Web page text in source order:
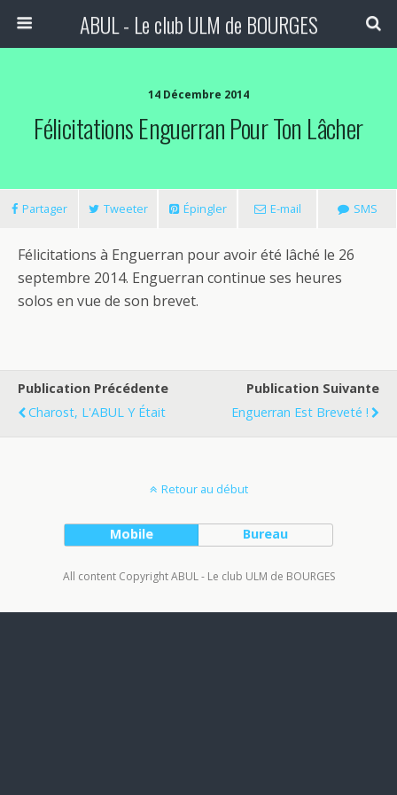
ABUL - Le club ULM de BOURGES
14 Décembre 2014
Félicitations Enguerran Pour Ton Lâcher
Partager Tweeter Épingler E-mail SMS
Félicitations à Enguerran pour avoir été lâché le 26
septembre 2014. Enguerran continue ses heures
solos en vue de son brevet.
Publication Précédente
Charost, L'ABUL Y Était
Publication Suivante
Enguerran Est Breveté !
Retour au début
Mobile Bureau
All content Copyright ABUL - Le club ULM de BOURGES